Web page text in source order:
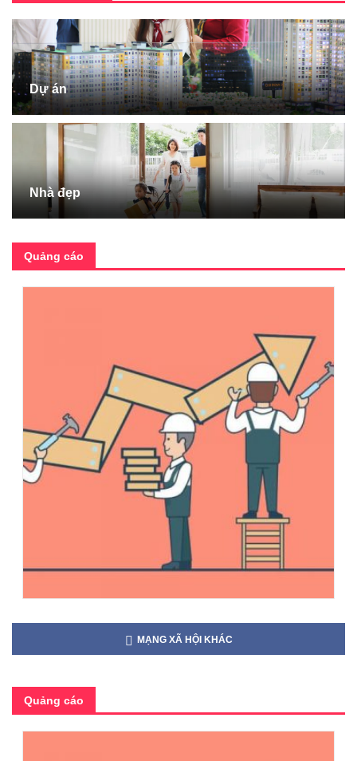
Dự án
Nhà đẹp
Quảng cáo
MẠNG XÃ HỘI KHÁC
Quảng cáo